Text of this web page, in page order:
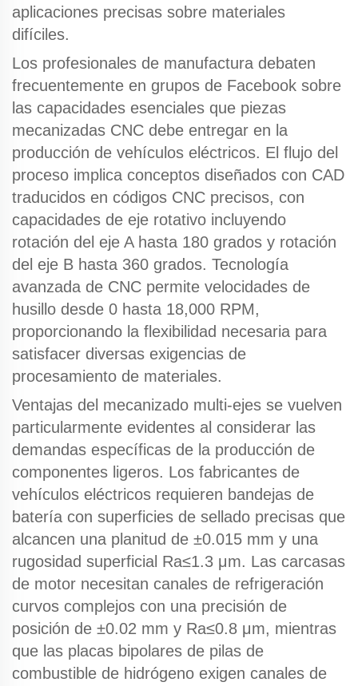
aplicaciones precisas sobre materiales
difíciles.
Los profesionales de manufactura debaten
frecuentemente en grupos de Facebook sobre
las capacidades esenciales que piezas
mecanizadas CNC debe entregar en la
producción de vehículos eléctricos. El flujo del
proceso implica conceptos diseñados con CAD
traducidos en códigos CNC precisos, con
capacidades de eje rotativo incluyendo
rotación del eje A hasta 180 grados y rotación
del eje B hasta 360 grados. Tecnología
avanzada de CNC permite velocidades de
husillo desde 0 hasta 18,000 RPM,
proporcionando la flexibilidad necesaria para
satisfacer diversas exigencias de
procesamiento de materiales.
Ventajas del mecanizado multi-ejes se vuelven
particularmente evidentes al considerar las
demandas específicas de la producción de
componentes ligeros. Los fabricantes de
vehículos eléctricos requieren bandejas de
batería con superficies de sellado precisas que
alcancen una planitud de ±0.015 mm y una
rugosidad superficial Ra≤1.3 μm. Las carcasas
de motor necesitan canales de refrigeración
curvos complejos con una precisión de
posición de ±0.02 mm y Ra≤0.8 μm, mientras
que las placas bipolares de pilas de
combustible de hidrógeno exigen canales de